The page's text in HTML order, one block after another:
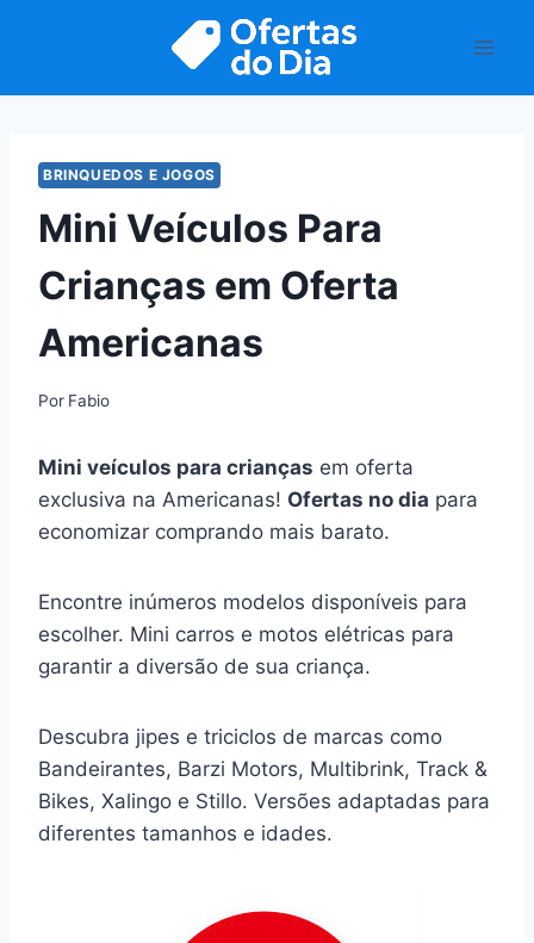
BRINQUEDOS E JOGOS
Mini Veículos Para
Crianças em Oferta
Americanas
Por Fabio
Mini veículos para crianças em oferta
exclusiva na Americanas! Ofertas no dia para
economizar comprando mais barato.
Encontre inúmeros modelos disponíveis para
escolher. Mini carros e motos elétricas para
garantir a diversão de sua criança.
Descubra jipes e triciclos de marcas como
Bandeirantes, Barzi Motors, Multibrink, Track &
Bikes, Xalingo e Stillo. Versões adaptadas para
diferentes tamanhos e idades.